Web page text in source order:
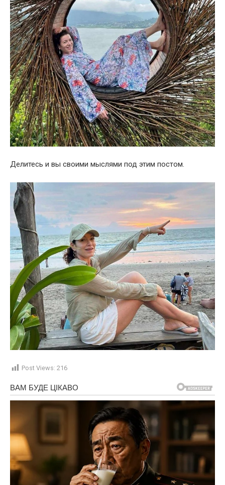
Делитесь и вы своими мыслями под этим постом.
Post Views: 216